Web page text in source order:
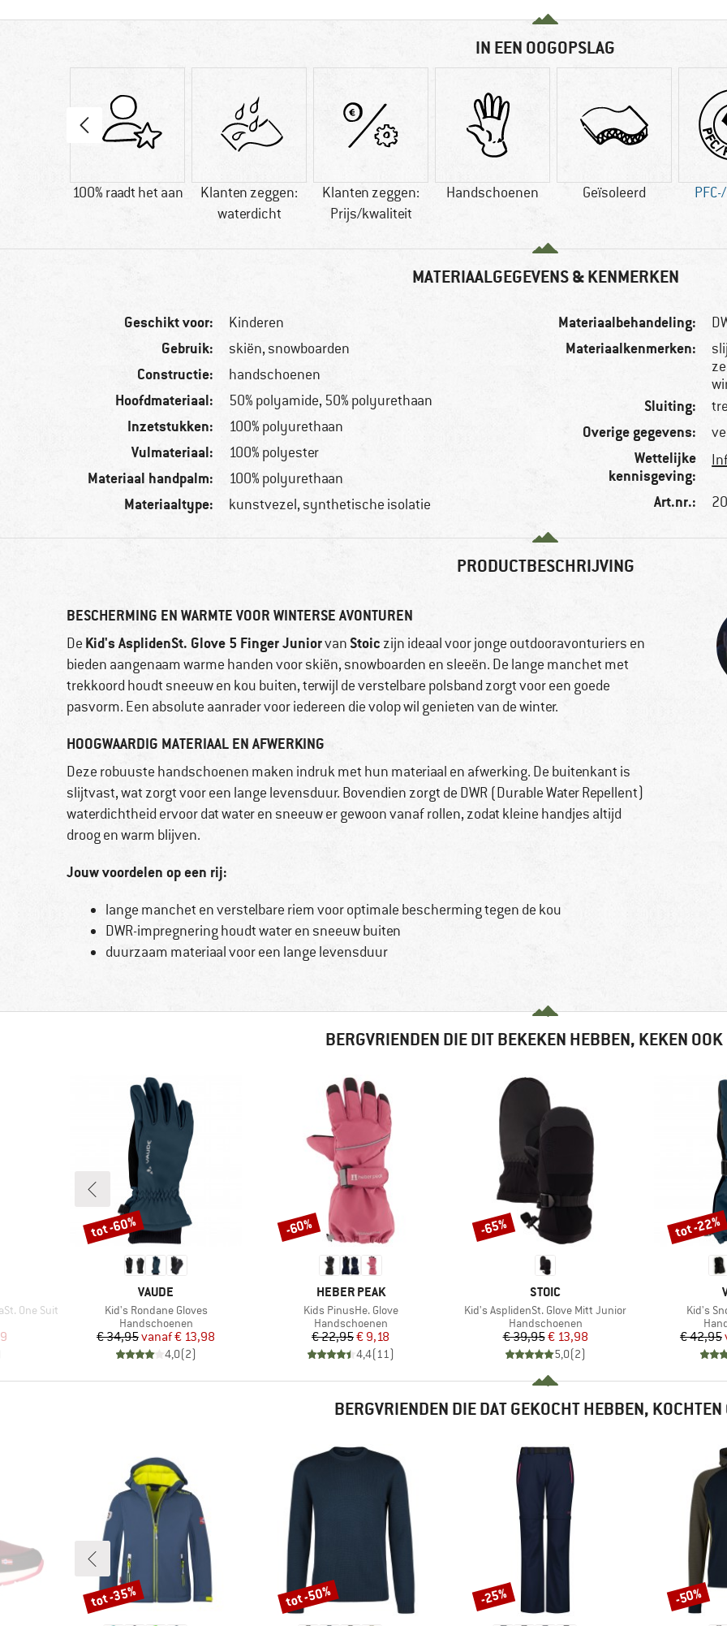
IN EEN OOGOPSLAG
100% raadt het aan
Klanten zeggen:
waterdicht
Klanten zeggen:
Prijs/kwaliteit
Handschoenen Geïsoleerd
MATERIAALGEGEVENS & KENMERKEN
Geschikt voor: Kinderen
Gebruik: skiën, snowboarden
Constructie: handschoenen
Hoofdmateriaal: 50% polyamide, 50% polyurethaan
Inzetstukken: 100% polyurethaan
Vulmateriaal: 100% polyester
Materiaal handpalm: 100% polyurethaan
Materiaaltype: kunstvezel, synthetische isolatie
Materiaalbehandeling:
Materiaalkenmerken:
Sluiting:
Overige gegevens:
Wettelijke
kennisgeving:
Art.nr.:
PRODUCTBESCHRIJVING
BESCHERMING EN WARMTE VOOR WINTERSE AVONTUREN
De Kid's AsplidenSt. Glove 5 Finger JuniorvanStoiczijn ideaal voor jonge outdooravonturiers en
bieden aangenaam warme handen voor skiën, snowboarden en sleeën. De lange manchet met
trekkoord houdt sneeuw en kou buiten, terwijl de verstelbare polsband zorgt voor een goede
pasvorm. Een absolute aanrader voor iedereen die volop wil genieten van de winter.
HOOGWAARDIG MATERIAAL EN AFWERKING
Deze robuuste handschoenen maken indruk met hun materiaal en afwerking. De buitenkant is
slijtvast, wat zorgt voor een lange levensduur. Bovendien zorgt de DWR (Durable Water Repellent)
waterdichtheid ervoor dat water en sneeuw er gewoon vanaf rollen, zodat kleine handjes altijd
droog en warm blijven.
Jouw voordelen op een rij:
lange manchet en verstelbare riem voor optimale bescherming tegen de kou
DWR-impregnering houdt water en sneeuw buiten
duurzaam materiaal voor een lange levensduur
BERGVRIENDEN DIE DIT BEKEKEN HEBBEN, KEKEN OOK
One Suit
prijs
MERK
VAUDE
Artikel
Kid's Rondane Gloves
Productgroep
Handschoenen
Prijs
€ 34,95 Verlaagde prijs
vanaf€ 13,98
4,0(2)
Korting
tot -60%
MERK
HEBER PEAK
Artikel
Kids PinusHe. Glove
Productgroep
Handschoenen
Prijs
€ 22,95Verlaagde prijs
€ 9,18
4,4(11)
Korting
-60%
MERK
STOIC
Artikel
Kid's AsplidenSt. Glove Mitt Junior
Productgroep
Handschoenen
Prijs
€ 39,95Verlaagde prijs
€ 13,98
5,0(2)
Korting
-65%
Artikel
Kid's
€ 42,95
Korting
tot -22%
BERGVRIENDEN DIE DAT GEKOCHT HEBBEN, KOCHTEN
Korting
tot -35% Korting
tot -50% Korting
-25% Korting
-50%